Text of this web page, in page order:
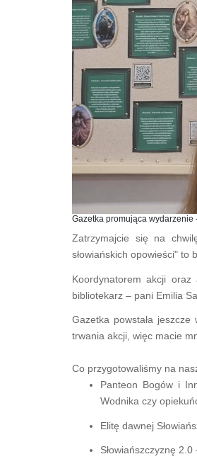
Gazetka promująca
Zatrzymajcie się na
słowiańskich opowieści" to
Koordynatorem akcji
bibliotekarz – pani Emilia
Gazetka powstała
trwania akcji, więc macie
Co przygotowaliśmy na
Panteon Bogów i
Wodnika czy
Elitę dawnej
Słowiańszczyznę